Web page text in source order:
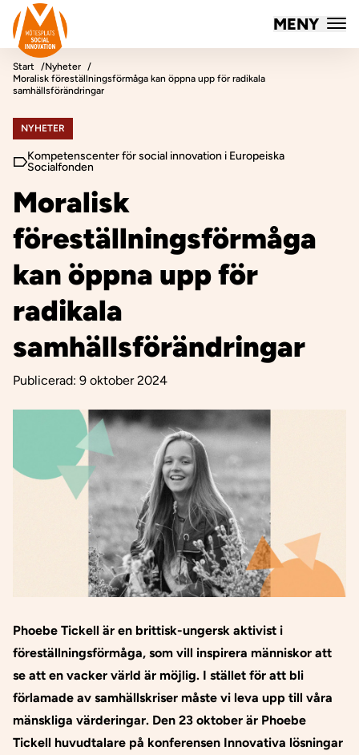
Hoppa till innehåll
Mötesplatsen Social Innovation
MENY
Start
Nyheter
Moralisk föreställningsförmåga kan öppna upp för radikala
samhällsförändringar
NYHETER
Kompetenscenter för social innovation i Europeiska
Socialfonden
Moralisk
föreställningsförmåga
kan öppna upp för
radikala
samhällsförändringar
Publicerad: 9 oktober 2024
Phoebe Tickell är en brittisk-ungersk aktivist i
föreställningsförmåga, som vill inspirera människor att
se att en vacker värld är möjlig. I stället för att bli
förlamade av samhällskriser måste vi leva upp till våra
mänskliga värderingar. Den 23 oktober är Phoebe
Tickell huvudtalare på konferensen Innovativa lösningar